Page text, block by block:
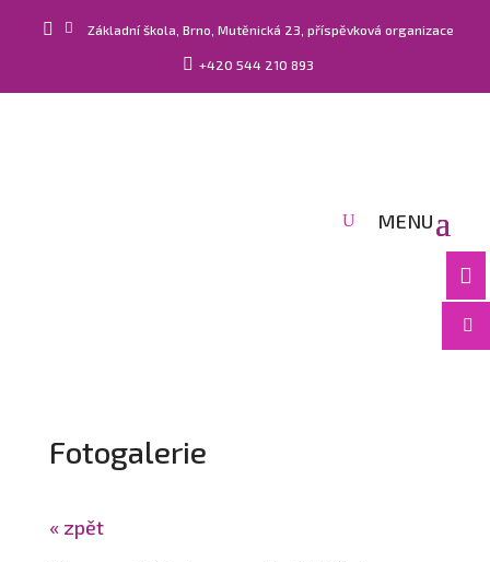
  Základní škola, Brno, Mutěnická 23, příspěvková organizace
 +420 544 210 893


Fotogalerie
« zpět